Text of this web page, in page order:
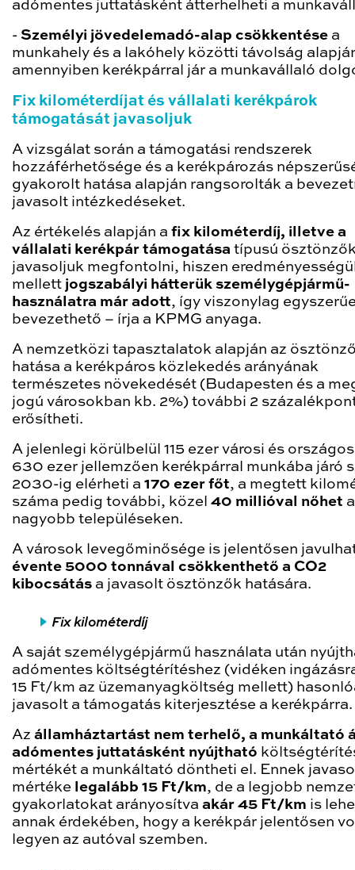
adómentes juttatásként átterhelheti a
- Személyi jövedelemadó-alap csökkentése a
munkahely és a lakóhely közötti távolság
amennyiben kerékpárral jár a munkavállaló
Fix kilométerdíjat és vállalati kerékpárok
támogatását javasoljuk
A vizsgálat során a támogatási rendszerek
hozzáférhetősége és a kerékpározás
gyakorolt hatása alapján rangsorolták a
javasolt intézkedéseket.
Az értékelés alapján a fix kilométerdíj, illetve a
vállalati kerékpár támogatása típusú
javasoljuk megfontolni, hiszen
mellett jogszabályi hátterük személygépjármű-
használatra már adott, így viszonylag
bevezethető – írja a KPMG anyaga.
A nemzetközi tapasztalatok alapján az
hatása a kerékpáros közlekedés arányának
természetes növekedését (Budapesten és a
jogú városokban kb. 2%) további 2
erősítheti.
A jelenlegi körülbelül 115 ezer városi és
630 ezer jellemzően kerékpárral munkába járó
2030-ig elérheti a 170 ezer főt, a megtett
száma pedig további, közel 40 millióval nőhet a
nagyobb településeken.
A városok levegőminősége is jelentősen
évente 5000 tonnával csökkenthető a CO2
kibocsátás a javasolt ösztönzők hatására.
Fix kilométerdíj
A saját személygépjármű használata után
adómentes költségtérítéshez (vidéken
15 Ft/km az üzemanyagköltség mellett)
javasolt a támogatás kiterjesztése a kerékpárra.
Az államháztartást nem terhelő, a munkáltató
adómentes juttatásként nyújtható
mértékét a munkáltató döntheti el. Ennek
mértéke legalább 15 Ft/km, de a legjobb
gyakorlatokat arányosítva akár 45 Ft/km is
annak érdekében, hogy a kerékpár jelentősen
legyen az autóval szemben.